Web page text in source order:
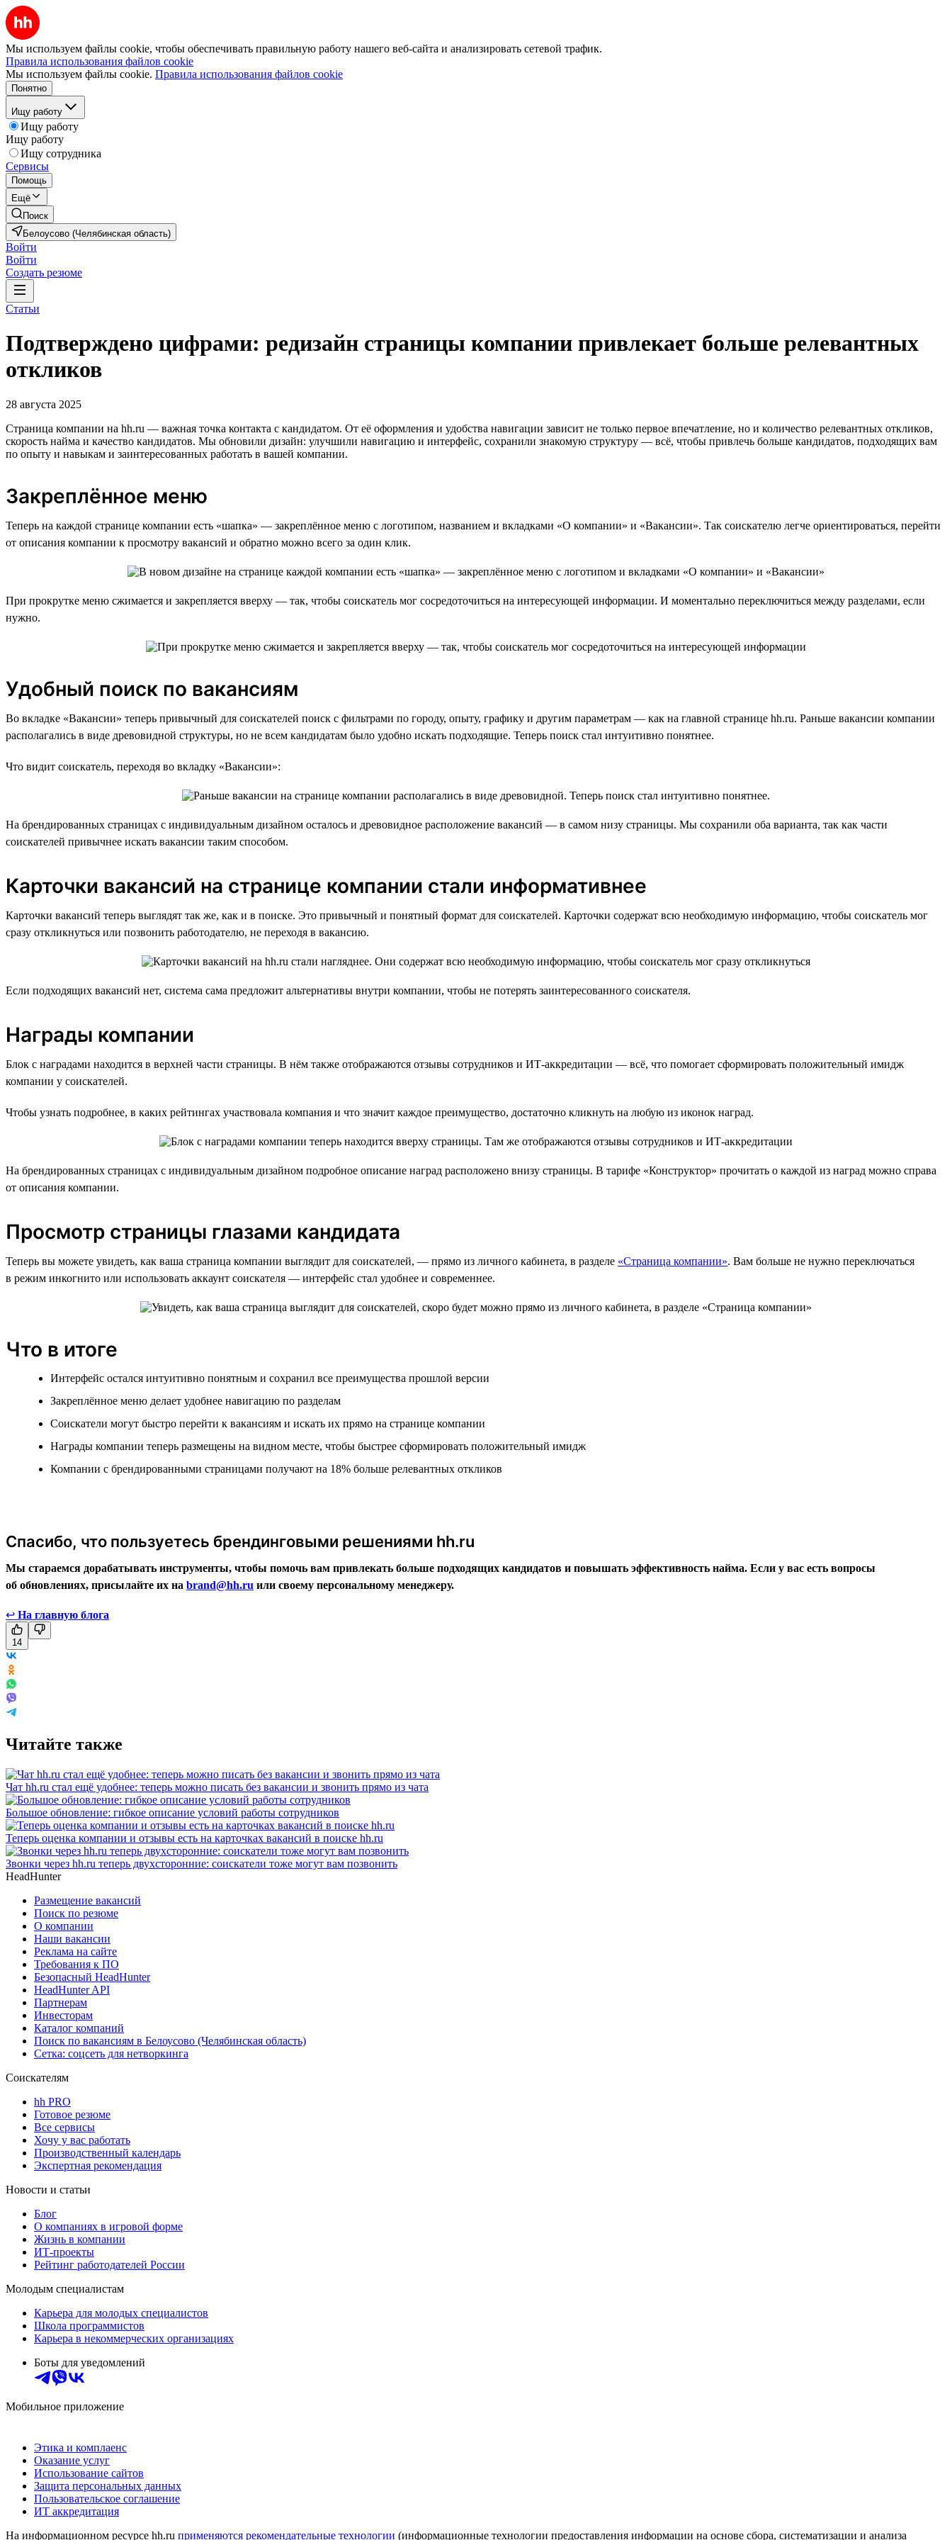
Мы используем файлы cookie, чтобы обеспечивать правильную работу нашего веб-сайта и анализировать сетевой трафик.
Правила использования файлов cookie
Мы используем файлы cookie. Правила использования файлов cookie
Понятно
Ищу работу
Ищу работу
Ищу работу
Ищу сотрудника
Сервисы
Помощь
Ещё
Поиск
Белоусово (Челябинская область)
Войти
Войти
Создать резюме
Статьи
Подтверждено цифрами: редизайн страницы компании привлекает больше релевантных
откликов
28 августа 2025
Страница компании на hh.ru — важная точка контакта с кандидатом. От её оформления и удобства навигации зависит не только первое впечатление, но и количество релевантных откликов,
скорость найма и качество кандидатов. Мы обновили дизайн: улучшили навигацию и интерфейс, сохранили знакомую структуру — всё, чтобы привлечь больше кандидатов, подходящих вам
по опыту и навыкам и заинтересованных работать в вашей компании.
Закреплённое меню
Теперь на каждой странице компании есть «шапка» — закреплённое меню с логотипом, названием и вкладками «О компании» и «Вакансии». Так соискателю легче ориентироваться, перейти
от описания компании к просмотру вакансий и обратно можно всего за один клик.
При прокрутке меню сжимается и закрепляется вверху — так, чтобы соискатель мог сосредоточиться на интересующей информации. И моментально переключиться между разделами, если
нужно.
Удобный поиск по вакансиям
Во вкладке «Вакансии» теперь привычный для соискателей поиск с фильтрами по городу, опыту, графику и другим параметрам — как на главной странице hh.ru. Раньше вакансии компании
располагались в виде древовидной структуры, но не всем кандидатам было удобно искать подходящие. Теперь поиск стал интуитивно понятнее.
Что видит соискатель, переходя во вкладку «Вакансии»:
На брендированных страницах с индивидуальным дизайном осталось и древовидное расположение вакансий — в самом низу страницы. Мы сохранили оба варианта, так как части
соискателей привычнее искать вакансии таким способом.
Карточки вакансий на странице компании стали информативнее
Карточки вакансий теперь выглядят так же, как и в поиске. Это привычный и понятный формат для соискателей. Карточки содержат всю необходимую информацию, чтобы соискатель мог
сразу откликнуться или позвонить работодателю, не переходя в вакансию.
Если подходящих вакансий нет, система сама предложит альтернативы внутри компании, чтобы не потерять заинтересованного соискателя.
Награды компании
Блок с наградами находится в верхней части страницы. В нём также отображаются отзывы сотрудников и ИТ-аккредитации — всё, что помогает сформировать положительный имидж
компании у соискателей.
Чтобы узнать подробнее, в каких рейтингах участвовала компания и что значит каждое преимущество, достаточно кликнуть на любую из иконок наград.
На брендированных страницах с индивидуальным дизайном подробное описание наград расположено внизу страницы. В тарифе «Конструктор» прочитать о каждой из наград можно справа
от описания компании.
Просмотр страницы глазами кандидата
Теперь вы можете увидеть, как ваша страница компании выглядит для соискателей, — прямо из личного кабинета, в разделе «Страница компании». Вам больше не нужно переключаться
в режим инкогнито или использовать аккаунт соискателя — интерфейс стал удобнее и современнее.
Что в итоге
Интерфейс остался интуитивно понятным и сохранил все преимущества прошлой версии
Закреплённое меню делает удобнее навигацию по разделам
Соискатели могут быстро перейти к вакансиям и искать их прямо на странице компании
Награды компании теперь размещены на видном месте, чтобы быстрее сформировать положительный имидж
Компании с брендированными страницами получают на 18% больше релевантных откликов
Спасибо, что пользуетесь брендинговыми решениями hh.ru
Мы стараемся дорабатывать инструменты, чтобы помочь вам привлекать больше подходящих кандидатов и повышать эффективность найма. Если у вас есть вопросы
об обновлениях, присылайте их на brand@hh.ru или своему персональному менеджеру.
↩ На главную блога
14
Читайте также
Чат hh.ru стал ещё удобнее: теперь можно писать без вакансии и звонить прямо из чата
Большое обновление: гибкое описание условий работы сотрудников
Теперь оценка компании и отзывы есть на карточках вакансий в поиске hh.ru
Звонки через hh.ru теперь двухсторонние: соискатели тоже могут вам позвонить
HeadHunter
Размещение вакансий
Поиск по резюме
О компании
Наши вакансии
Реклама на сайте
Требования к ПО
Безопасный HeadHunter
HeadHunter API
Партнерам
Инвесторам
Каталог компаний
Поиск по вакансиям в Белоусово (Челябинская область)
Сетка: соцсеть для нетворкинга
Соискателям
hh PRO
Готовое резюме
Все сервисы
Хочу у вас работать
Производственный календарь
Экспертная рекомендация
Новости и статьи
Блог
О компаниях в игровой форме
Жизнь в компании
ИТ-проекты
Рейтинг работодателей России
Молодым специалистам
Карьера для молодых специалистов
Школа программистов
Карьера в некоммерческих организациях
Боты для уведомлений
Мобильное приложение
Этика и комплаенс
Оказание услуг
Использование сайтов
Защита персональных данных
Пользовательское соглашение
ИТ аккредитация
На информационном ресурсе hh.ru применяются рекомендательные технологии (информационные технологии предоставления информации на основе сбора, систематизации и анализа